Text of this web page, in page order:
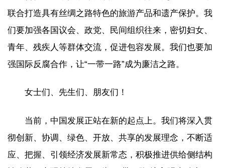
联合打造具有丝绸之路特色的旅游产品和遗产保护。我
们要加强各国议会、政党、民间组织往来，密切妇女、
青年、残疾人等群体交流，促进包容发展。我们也要加
强国际反腐合作，让“一带一路”成为廉洁之路。
女士们、先生们、朋友们！
当前，中国发展正站在新的起点上。我们将深入贯
彻创新、协调、绿色、开放、共享的发展理念，不断适
应、把握、引领经济发展新常态，积极推进供给侧结构